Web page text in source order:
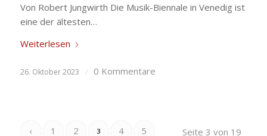
Von Robert Jungwirth Die Musik-Biennale in Venedig ist
eine der ältesten…
Weiterlesen
26. Oktober 2023 / 0 Kommentare
Seite 3 von 19
‹ 1 2 3 4
5